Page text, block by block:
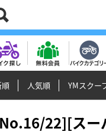
人気順 YMスクー
22][スー